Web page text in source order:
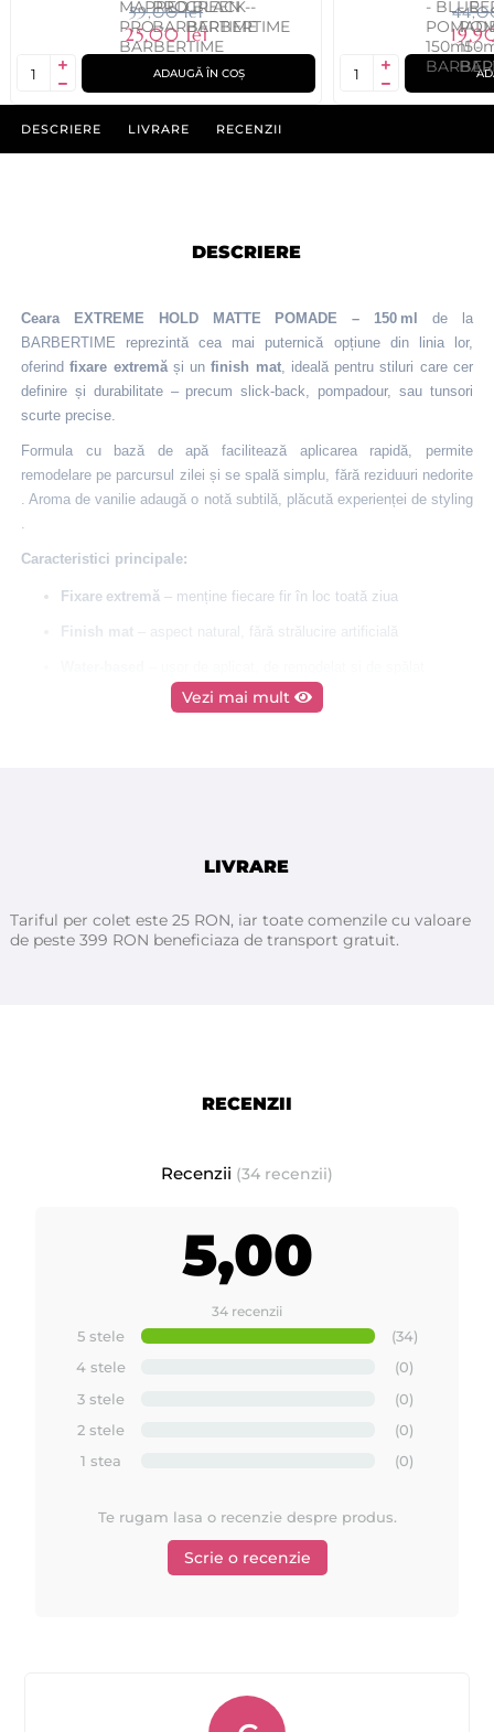
59,00 lei
25,00 lei
ADAUGĂ ÎN COȘ
DESCRIERE LIVRARE RECENZII
DESCRIERE
Ceara EXTREME HOLD MATTE POMADE – 150 ml
de la
BARBERTIME reprezintă cea mai puternică opțiune din linia lor,
oferindfixare extremăși unfinish mat, ideală pentru stiluri care cer
definire și durabilitate – precum slick-back, pompadour, sau tunsori
scurte precise.
Formula cu bază de apă facilitează aplicarea rapidă, permite
remodelare pe parcursul zilei și se spală simplu, fără reziduuri nedorite
.Aroma de vanilie adaugă o notă subtilă, plăcută experienței de styling
Caracteristici principale:
Fixare extremă – menține fiecare fir în loc toată ziua
Finish mat– aspect natural, fără strălucire artificială
vanilie subtilă
Laureth-4, Ozokerite, Parfum, BHT, Benzyl Alcohol, PPG-2 Methyl
Vezi mai mult
LIVRARE
Tariful per colet este 25 RON, iar toate comenzile cu valoare
de peste 399 RON beneficiaza de transport gratuit.
RECENZII
Recenzii (34 recenzii)
5,00
34 recenzii
5 stele
(34)
4 stele
(0)
3 stele
(0)
2 stele
(0)
1 stea
(0)
Te rugam lasa o recenzie despre produs.
Scrie o recenzie